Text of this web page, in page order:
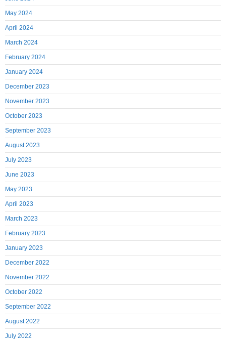
May 2024
April 2024
March 2024
February 2024
January 2024
December 2023
November 2023
October 2023
September 2023
August 2023
July 2023
June 2023
May 2023
April 2023
March 2023
February 2023
January 2023
December 2022
November 2022
October 2022
September 2022
August 2022
July 2022